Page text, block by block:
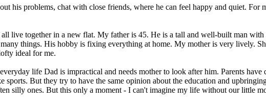
his problems, chat with close friends, where he can feel happy and quiet.
live together in a new flat. My father is 45. He is a tall and well-built man
things. His hobby is fixing everything at home. My mother is very lively.
ideal for me.
life Dad is impractical and needs mother to look after him. Parents
But they try to have the same opinion about the education and
silly ones. But this only a moment - I can't imagine my life without our little